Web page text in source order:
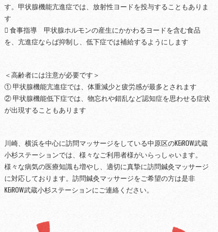
す。甲状腺機能亢進症では、放射性ヨードを投与することもありま
す
 食事指導 甲状腺ホルモンの産生にかかわるヨードを含む食品
を、亢進症ならば抑制し、低下症では補給するようにします
＜高齢者には注意が必要です＞
① 甲状腺機能亢進症では、体重減少と疲労感が最多とされます
② 甲状腺機能低下症では、物忘れや錯乱など認知症を思わせる症状
が出現することもあります
川崎、横浜を中心に訪問マッサージをしている中原区のKEiROW武蔵
小杉ステーションでは、様々なご利用者様がいらっしゃいます。
様々な病気の医療知識も増やし、適切に真摯に訪問鍼灸マッサージ
に対応しております。訪問鍼灸マッサージをご希望の方は是非
KEiROW武蔵小杉ステーションにご連絡ください。